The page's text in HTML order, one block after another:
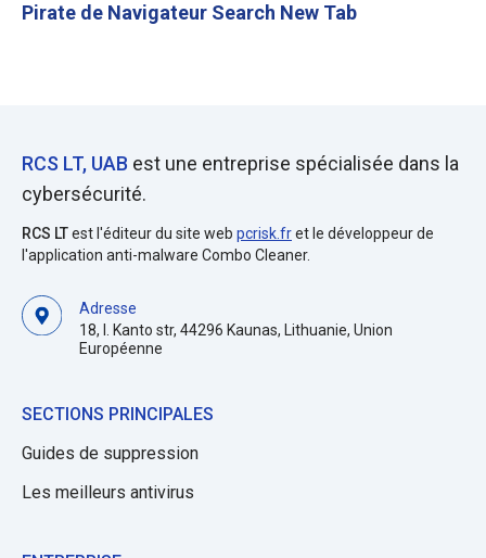
Pirate de Navigateur Search New Tab
RCS LT, UAB est une entreprise spécialisée dans la
cybersécurité.
RCS LTest l'éditeur du site web pcrisk.fret le développeur de
l'application anti-malware Combo Cleaner.
Adresse
18, I. Kanto str, 44296 Kaunas, Lithuanie, Union
Européenne
SECTIONS PRINCIPALES
Guides de suppression
Les meilleurs antivirus